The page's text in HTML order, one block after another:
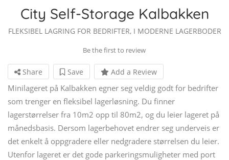
City Self-Storage Kalbakken
FLEKSIBEL LAGRING FOR BEDRIFTER, I MODERNE LAGERBODER
Be the first to review
Share Save Add a Review
Minilageret på Kalbakken egner seg veldig godt for bedrifter
som trenger en fleksibel lagerløsning. Du finner
lagerstørrelser fra 10m2 opp til 80m2, og du leier lageret på
månedsbasis. Dersom lagerbehovet endrer seg underveis er
det enkelt å oppgradere eller nedgradere størrelsen du leier.
Utenfor lageret er det gode parkeringsmuligheter med port